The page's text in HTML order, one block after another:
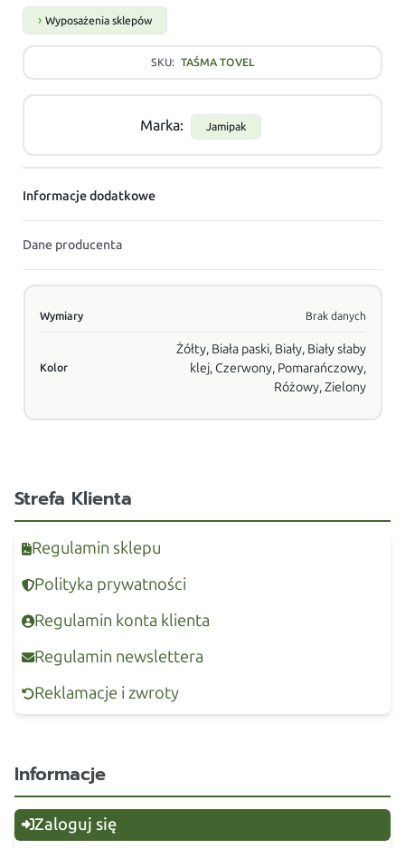
Wyposażenia sklepów
SKU: TAŚMA TOVEL
Marka: Jamipak
Informacje dodatkowe
Dane producenta
Wymiary Brak danych
Kolor
Żółty, Biała paski, Biały, Biały słaby
klej, Czerwony, Pomarańczowy,
Różowy, Zielony
Strefa Klienta
Regulamin sklepu
Polityka prywatności
Regulamin konta klienta
Regulamin newslettera
Reklamacje i zwroty
Informacje
Zaloguj się